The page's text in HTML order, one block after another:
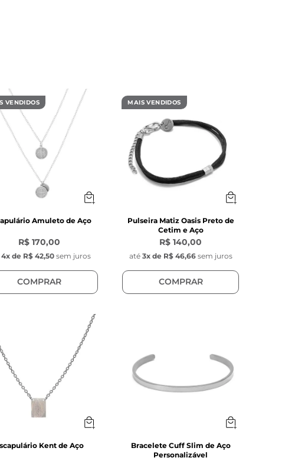
VENDIDOS
Amuleto de Aço
R$ 170,00
4x de R$ 42,50 sem juros
COMPRAR
MAIS VENDIDOS
Pulseira Matiz Oasis Preto de
Cetim e Aço
R$ 140,00
até 3x de R$ 46,66 sem juros
COMPRAR
Kent de Aço
Bracelete Cuff Slim de Aço
Personalizável